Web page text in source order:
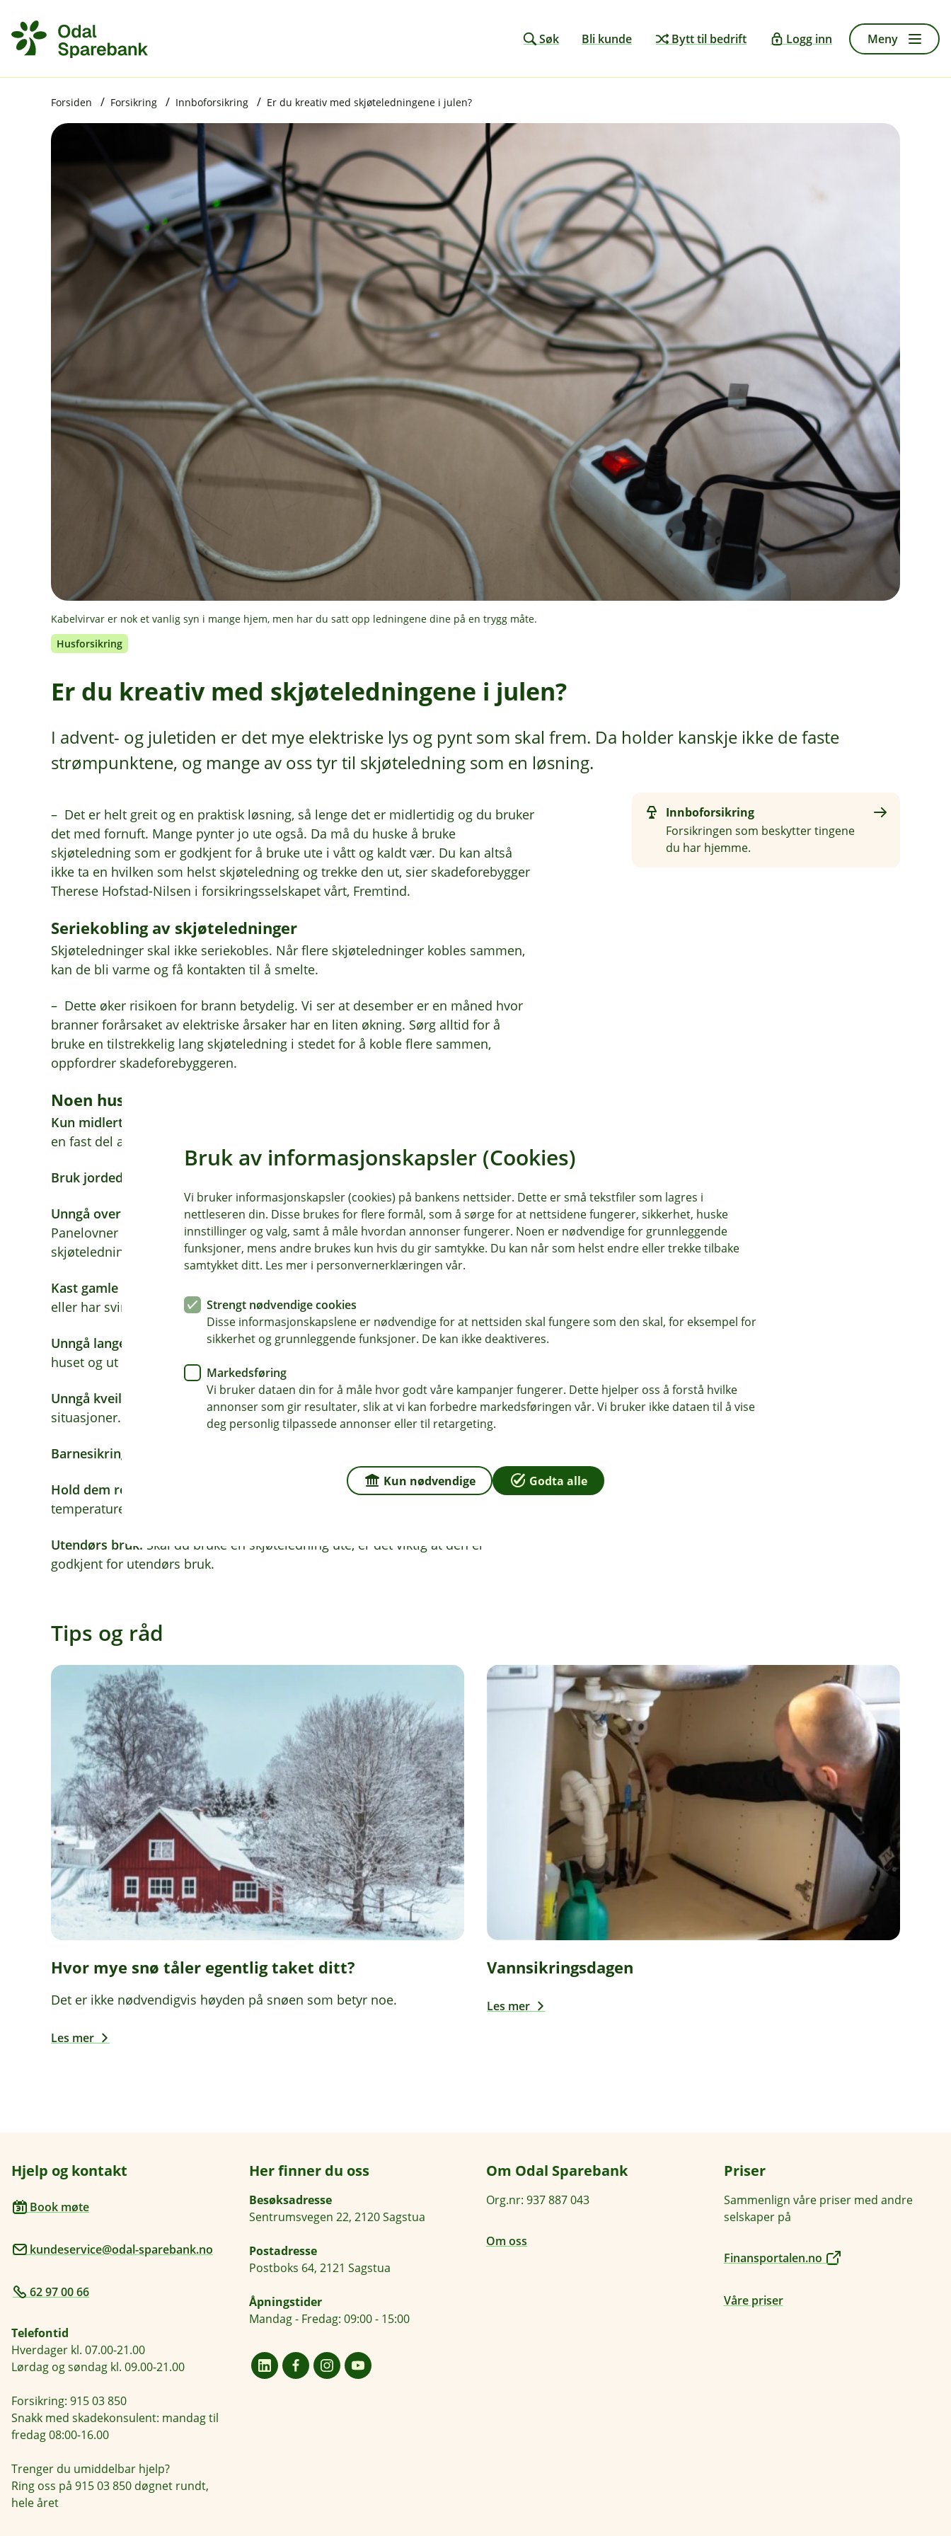
Søk Bli kunde Bytt til bedrift Logg inn Meny
Forsiden Forsikring Innboforsikring Er du kreativ med skjøteledningene i julen?
Kabelvirvar er nok et vanlig syn i mange hjem, men har du satt opp ledningene dine på en trygg måte.
Husforsikring
Er du kreativ med skjøteledningene i julen?
I advent- og juletiden er det mye elektriske lys og pynt som skal frem. Da holder kanskje ikke de faste
strømpunktene, og mange av oss tyr til skjøteledning som en løsning.
– Det er helt greit og en praktisk løsning, så lenge det er midlertidig og du bruker
det med fornuft. Mange pynter jo ute også. Da må du huske å bruke
skjøteledning som er godkjent for å bruke ute i vått og kaldt vær. Du kan altså
ikke ta en hvilken som helst skjøteledning og trekke den ut, sier skadeforebygger
Therese Hofstad-Nilsen i forsikringsselskapet vårt, Fremtind.
Seriekobling av skjøteledninger
Skjøteledninger skal ikke seriekobles. Når flere skjøteledninger kobles sammen,
kan de bli varme og få kontakten til å smelte.
– Dette øker risikoen for brann betydelig. Vi ser at desember er en måned hvor
branner forårsaket av elektriske årsaker har en liten økning. Sørg alltid for å
bruke en tilstrekkelig lang skjøteledning i stedet for å koble flere sammen,
oppfordrer skadeforebyggeren.
Noen huskeregler å ta med inn i julen
Kun midlertidig bruk:
en fast del av hjemmet.
Bruk jordede skjøteledninger:
Unngå overbelastning:Ikke belast skjøteledningen med mer enn 1000 watt.
Panelovner og hvitevarer trekker mye strøm, noe som kan føre til at
skjøteledningen blir varm og kan ta fyr.
Kast gamle ledninger:
eller har svimerker, skal kastes.
Unngå lange strekk:
Ikke legg skjøteledninger fra et rom til et annet eller innenfra
huset og ut i friluft.
Unngå kveiling:
Ikke ha ledningen i kveil, de kan bli varme og skape brannfarlige
situasjoner.
Barnesikring:
Hold dem rene:
Hold ledningen ren og fri for støv. Støv i skjøteledningen kan øke
temperaturen i ledningen og kontakten, som igjen kan føre til brann.
Utendørs bruk: Skal du bruke en skjøteledning ute, er det viktig at den er
godkjent for utendørs bruk.
Innboforsikring
Forsikringen som beskytter tingene
du har hjemme.
Tips og råd
Hvor mye snø tåler egentlig taket ditt?
Det er ikke nødvendigvis høyden på snøen som betyr noe.
Les mer
Vannsikringsdagen
Les mer
Hjelp og kontakt
Book møte
kundeservice@odal-sparebank.no
62 97 00 66
Telefontid
Hverdager kl. 07.00-21.00
Lørdag og søndag kl. 09.00-21.00
Forsikring: 915 03 850
Snakk med skadekonsulent: mandag til
fredag 08:00-16.00
Trenger du umiddelbar hjelp?
Ring oss på 915 03 850 døgnet rundt,
hele året
Her finner du oss
Besøksadresse
Sentrumsvegen 22, 2120 Sagstua
Postadresse
Postboks 64, 2121 Sagstua
Åpningstider
Mandag - Fredag: 09:00 - 15:00
Om Odal Sparebank
Org.nr: 937 887 043
Om oss
Priser
Sammenlign våre priser med andre
selskaper på
Finansportalen.no
Våre priser
Bruk av informasjonskapsler (Cookies)
Vi bruker informasjonskapsler (cookies) på bankens nettsider. Dette er små tekstfiler som lagres i
nettleseren din. Disse brukes for flere formål, som å sørge for at nettsidene fungerer, sikkerhet, huske
innstillinger og valg, samt å måle hvordan annonser fungerer. Noen er nødvendige for grunnleggende
funksjoner, mens andre brukes kun hvis du gir samtykke. Du kan når som helst endre eller trekke tilbake
samtykket ditt. Les mer i personvernerklæringen vår.
Strengt nødvendige cookies
Disse informasjonskapslene er nødvendige for at nettsiden skal fungere som den skal, for eksempel for
sikkerhet og grunnleggende funksjoner. De kan ikke deaktiveres.
Markedsføring
Vi bruker dataen din for å måle hvor godt våre kampanjer fungerer. Dette hjelper oss å forstå hvilke
annonser som gir resultater, slik at vi kan forbedre markedsføringen vår. Vi bruker ikke dataen til å vise
deg personlig tilpassede annonser eller til retargeting.
Kun nødvendige Godta alle